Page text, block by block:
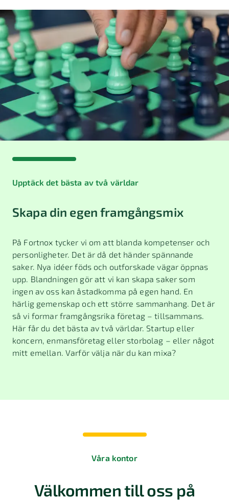
Upptäck det bästa av två världar
Skapa din egen framgångsmix
På Fortnox tycker vi om att blanda kompetenser och
personligheter. Det är då det händer spännande
saker. Nya idéer föds och outforskade vägar öppnas
upp. Blandningen gör att vi kan skapa saker som
ingen av oss kan åstadkomma på egen hand. En
härlig gemenskap och ett större sammanhang. Det är
så vi formar framgångsrika företag – tillsammans.
Här får du det bästa av två världar. Startup eller
koncern, enmansföretag eller storbolag – eller något
mitt emellan. Varför välja när du kan mixa?
Våra kontor
Välkommen till oss på